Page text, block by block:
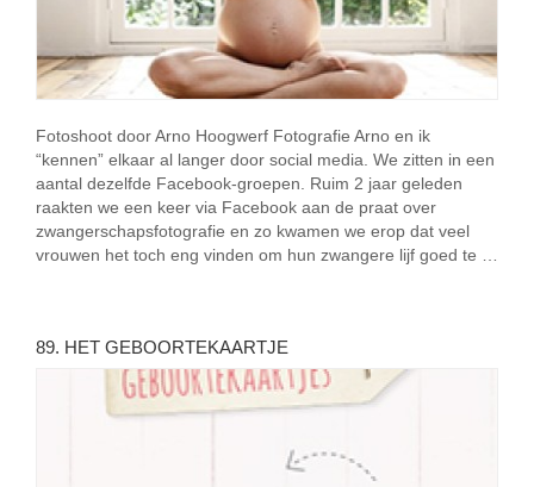
Fotoshoot door Arno Hoogwerf Fotografie Arno en ik
“kennen” elkaar al langer door social media. We zitten in een
aantal dezelfde Facebook-groepen. Ruim 2 jaar geleden
raakten we een keer via Facebook aan de praat over
zwangerschapsfotografie en zo kwamen we erop dat veel
vrouwen het toch eng vinden om hun zwangere lijf goed te …
89. HET GEBOORTEKAARTJE